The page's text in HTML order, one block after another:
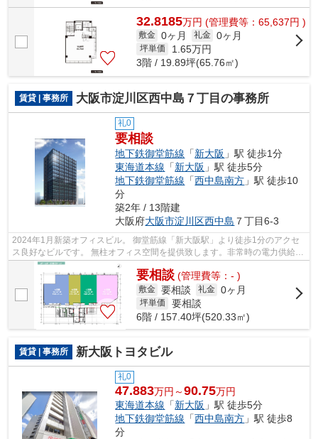
32.8185万円 (管理費等：65,637円 )
敷金 0ヶ月 礼金 0ヶ月
坪単価 1.65万円
3階 / 19.89坪(65.76㎡)
賃貸 | 事務所 大阪市淀川区西中島７丁目の事務所
礼0
要相談
地下鉄御堂筋線 「新大阪 」駅 徒歩1分
東海道本線 「新大阪 」駅 徒歩5分
地下鉄御堂筋線 「西中島南方 」駅 徒歩10
分
築2年 / 13階建
大阪府大阪市淀川区西中島 ７丁目6-3
2024年1月新築オフィスビル。 御堂筋線「新大阪駅」より徒歩1分のアクセ
ス良好なビルです。 無柱オフィス空間を提供致します。非常時の電力供給設
備も整っております。（72時間）
要相談 (管理費等：- )
敷金 要相談 礼金 0ヶ月
坪単価
要相談
6階 / 157.40坪(520.33㎡)
賃貸 | 事務所 新大阪トヨタビル
礼0
47.883万円～90.75万円
東海道本線 「新大阪 」駅 徒歩5分
地下鉄御堂筋線 「西中島南方 」駅 徒歩8
分